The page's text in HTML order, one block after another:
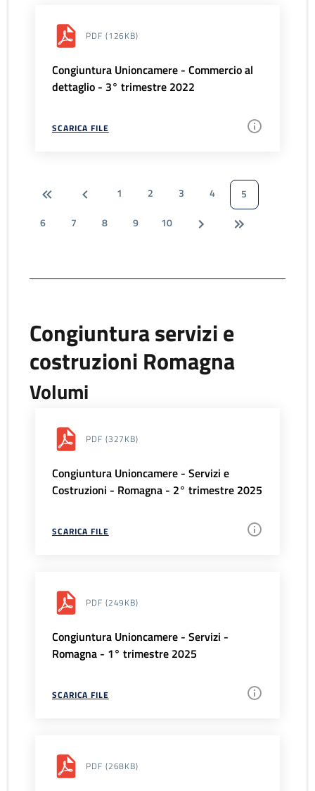
PDF (126KB)
Congiuntura Unioncamere - Commercio al
dettaglio - 3° trimestre 2022
SCARICA FILE
1 2 3 4
5
6
7 8 9 10
Congiuntura servizi e
costruzioni Romagna
Volumi
PDF (327KB)
Congiuntura Unioncamere - Servizi e
Costruzioni - Romagna - 2° trimestre 2025
SCARICA FILE
PDF (249KB)
Congiuntura Unioncamere - Servizi -
Romagna - 1° trimestre 2025
SCARICA FILE
PDF (268KB)